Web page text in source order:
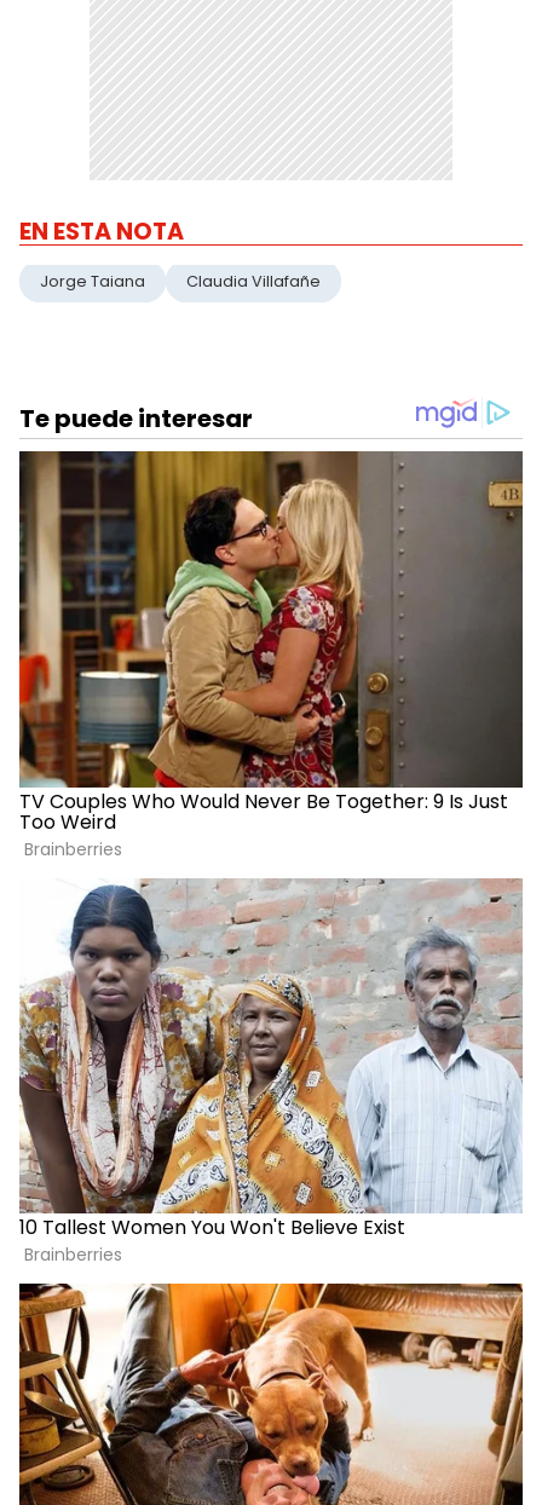
EN ESTA NOTA
Jorge Taiana Claudia Villafañe